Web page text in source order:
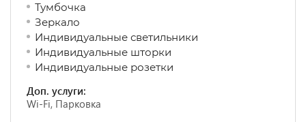
Тумбочка
Зеркало
Индивидуальные светильники
Индивидуальные шторки
Индивидуальные розетки
Доп. услуги:
Wi-Fi, Парковка